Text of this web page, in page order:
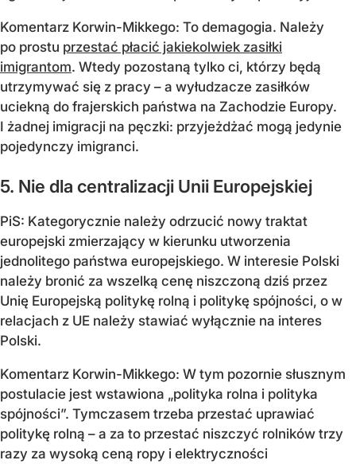
Komentarz Korwin-Mikkego: To demagogia. Należy
po prostu przestać płacić jakiekolwiek zasiłki
imigrantom. Wtedy pozostaną tylko ci, którzy będą
utrzymywać się z pracy – a wyłudzacze zasiłków
uciekną do frajerskich państwa na Zachodzie Europy.
I żadnej imigracji na pęczki: przyjeżdżać mogą jedynie
pojedynczy imigranci.
5. Nie dla centralizacji Unii Europejskiej
PiS: Kategorycznie należy odrzucić nowy traktat
europejski zmierzający w kierunku utworzenia
jednolitego państwa europejskiego. W interesie Polski
należy bronić za wszelką cenę niszczoną dziś przez
Unię Europejską politykę rolną i politykę spójności, o w
relacjach z UE należy stawiać wyłącznie na interes
Polski.
Komentarz Korwin-Mikkego: W tym pozornie słusznym
postulacie jest wstawiona „polityka rolna i polityka
spójności”. Tymczasem trzeba przestać uprawiać
politykę rolną – a za to przestać niszczyć rolników trzy
razy za wysoką ceną ropy i elektryczności